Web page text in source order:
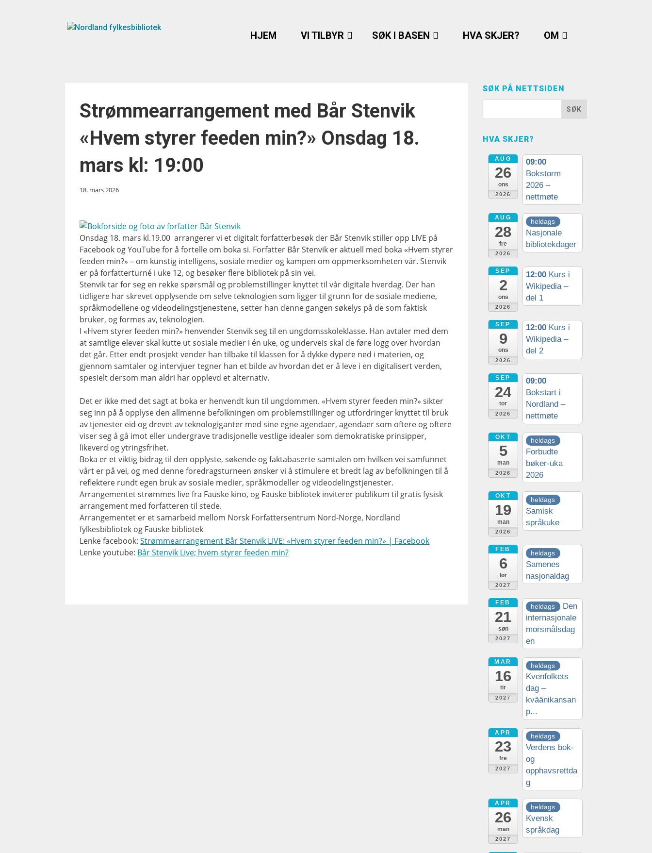
HJEM VI TILBYR SØK I BASEN HVA SKJER? OM
Strømmearrangement med Bår Stenvik
«Hvem styrer feeden min?» Onsdag 18.
mars kl: 19:00
18. mars 2026
Onsdag 18. mars kl.19.00 arrangerer vi et digitalt forfatterbesøk der Bår Stenvik stiller opp LIVE på
Facebook og YouTube for å fortelle om boka si. Forfatter Bår Stenvik er aktuell med boka «Hvem styrer
feeden min?» – om kunstig intelligens, sosiale medier og kampen om oppmerksomheten vår. Stenvik
er på forfatterturné i uke 12, og besøker flere bibliotek på sin vei.
Stenvik tar for seg en rekke spørsmål og problemstillinger knyttet til vår digitale hverdag. Der han
tidligere har skrevet opplysende om selve teknologien som ligger til grunn for de sosiale mediene,
språkmodellene og videodelingstjenestene, setter han denne gangen søkelys på de som faktisk
bruker, og formes av, teknologien.
I «Hvem styrer feeden min?» henvender Stenvik seg til en ungdomsskoleklasse. Han avtaler med dem
at samtlige elever skal kutte ut sosiale medier i én uke, og underveis skal de føre logg over hvordan
det går. Etter endt prosjekt vender han tilbake til klassen for å dykke dypere ned i materien, og
gjennom samtaler og intervjuer tegner han et bilde av hvordan det er å leve i en digitalisert verden,
spesielt dersom man aldri har opplevd et alternativ.
Det er ikke med det sagt at boka er henvendt kun til ungdommen. «Hvem styrer feeden min?» sikter
seg inn på å opplyse den allmenne befolkningen om problemstillinger og utfordringer knyttet til bruk
av tjenester eid og drevet av teknologiganter med sine egne agendaer, agendaer som oftere og oftere
viser seg å gå imot eller undergrave tradisjonelle vestlige idealer som demokratiske prinsipper,
likeverd og ytringsfrihet.
Boka er et viktig bidrag til den opplyste, søkende og faktabaserte samtalen om hvilken vei samfunnet
vårt er på vei, og med denne foredragsturneen ønsker vi å stimulere et bredt lag av befolkningen til å
reflektere rundt egen bruk av sosiale medier, språkmodeller og videodelingstjenester.
Arrangementet strømmes live fra Fauske kino, og Fauske bibliotek inviterer publikum til gratis fysisk
arrangement med forfatteren til stede.
Arrangementet er et samarbeid mellom Norsk Forfattersentrum Nord-Norge, Nordland
fylkesbibliotek og Fauske bibliotek
Lenke facebook:Strømmearrangement Bår Stenvik LIVE: «Hvem styrer feeden min?» | Facebook
Lenke youtube: Bår Stenvik Live; hvem styrer feeden min?
SØK PÅ NETTSIDEN
HVA SKJER?
AUG
26
ons
2026
09:00
Bokstorm
2026 –
nettmøte
AUG
28
fre
2026
heldags
Nasjonale
bibliotekdager
SEP
2
ons
2026
12:00 Kurs i
Wikipedia –
del 1
SEP
9
ons
2026
12:00 Kurs i
Wikipedia –
del 2
SEP
24
tor
2026
09:00
Bokstart i
Nordland –
nettmøte
OKT
5
man
2026
heldags
Forbudte
bøker-uka
2026
OKT
19
man
2026
heldags
Samisk
språkuke
FEB
6
lør
2027
heldags
Samenes
nasjonaldag
FEB
21
søn
2027
heldags
Den
internasjonale
morsmålsdag
en
MAR
16
tir
2027
heldags
Kvenfolkets
dag –
kväänikansan
p...
APR
23
fre
2027
heldags
Verdens bok-
og
opphavsrettda
g
APR
26
man
2027
heldags
Kvensk
språkdag